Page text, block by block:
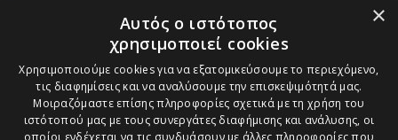
×
Αυτός ο ιστότοπος
χρησιμοποιεί cookies
Χρησιμοποιούμε cookies για να εξατομικεύσουμε το περιεχόμενο,
τις διαφημίσεις και να αναλύσουμε την επισκεψιμότητά μας.
Μοιραζόμαστε επίσης πληροφορίες σχετικά με τη χρήση του
ιστότοπού μας με τους συνεργάτες διαφήμισης και ανάλυσης, οι
οποίοι ενδέχεται να τις συνδυάσουν με άλλες πληροφορίες που